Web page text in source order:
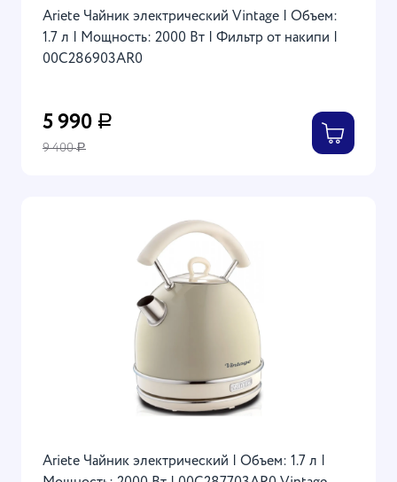
Ariete Чайник электрический Vintage | Объем:
1.7 л | Мощность: 2000 Вт | Фильтр от накипи |
00C286903AR0
5 990 Р
9 400Р
Ariete Чайник электрический | Объем: 1.7 л |